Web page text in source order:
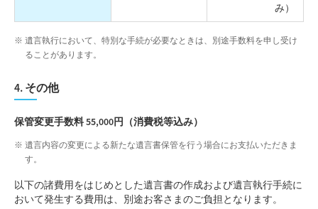
み）
遺言執行において、特別な手続が必要なときは、別途手数料を申し受け
ることがあります。
4. その他
保管変更手数料 55,000円（消費税等込み）
遺言内容の変更による新たな遺言書保管を行う場合にお支払いただきま
す。
以下の諸費用をはじめとした遺言書の作成および遺言執行手続に
おいて発生する費用は、別途お客さまのご負担となります。